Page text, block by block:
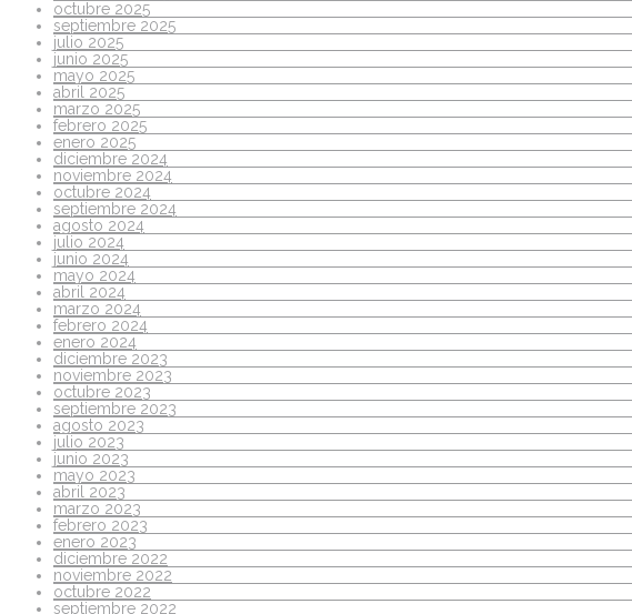
octubre 2025
septiembre 2025
julio 2025
junio 2025
mayo 2025
abril 2025
marzo 2025
febrero 2025
enero 2025
diciembre 2024
noviembre 2024
octubre 2024
septiembre 2024
agosto 2024
julio 2024
junio 2024
mayo 2024
abril 2024
marzo 2024
febrero 2024
enero 2024
diciembre 2023
noviembre 2023
octubre 2023
septiembre 2023
agosto 2023
julio 2023
junio 2023
mayo 2023
abril 2023
marzo 2023
febrero 2023
enero 2023
diciembre 2022
noviembre 2022
octubre 2022
septiembre 2022